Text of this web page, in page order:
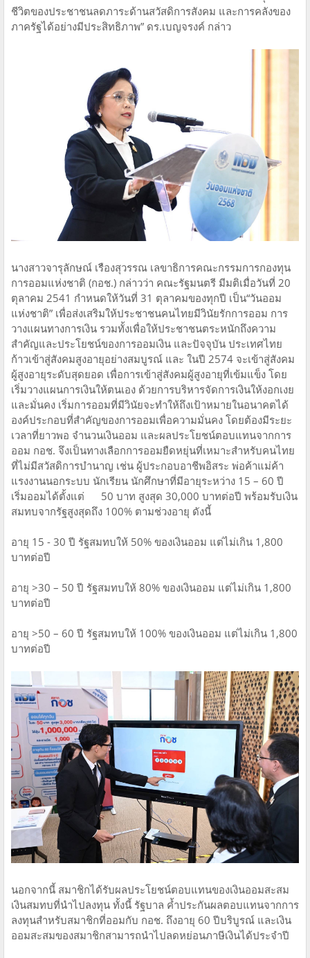
ชีวิตของประชาชนลดภาระด้านสวัสดิการสังคม และการคลังของ
ภาครัฐได้อย่างมีประสิทธิภาพ” ดร.เบญจรงค์ กล่าว
นางสาวจารุลักษณ์ เรืองสุวรรณ เลขาธิการคณะกรรมการกองทุน
การออมแห่งชาติ (กอช.) กล่าวว่า คณะรัฐมนตรี มีมติเมื่อวันที่ 20
ตุลาคม 2541 กำหนดให้วันที่ 31 ตุลาคมของทุกปี เป็น“วันออม
แห่งชาติ” เพื่อส่งเสริมให้ประชาชนคนไทยมีวินัยรักการออม การ
วางแผนทางการเงิน รวมทั้งเพื่อให้ประชาชนตระหนักถึงความ
สำคัญและประโยชน์ของการออมเงิน และปัจจุบัน ประเทศไทย
ก้าวเข้าสู่สังคมสูงอายุอย่างสมบูรณ์ และ ในปี 2574 จะเข้าสู่สังคม
ผู้สูงอายุระดับสุดยอด เพื่อการเข้าสู่สังคมผู้สูงอายุที่เข้มแข็ง โดย
เริ่มวางแผนการเงินให้ตนเอง ด้วยการบริหารจัดการเงินให้งอกเงย
และมั่นคง เริ่มการออมที่มีวินัยจะทำให้ถึงเป้าหมายในอนาคตได้
องค์ประกอบที่สำคัญของการออมเพื่อความมั่นคง โดยต้องมีระยะ
เวลาที่ยาวพอ จำนวนเงินออม และผลประโยชน์ตอบแทนจากการ
ออม กอช. จึงเป็นทางเลือกการออมยืดหยุ่นที่เหมาะสำหรับคนไทย
ที่ไม่มีสวัสดิการบำนาญ เช่น ผู้ประกอบอาชีพอิสระ พ่อค้าแม่ค้า
แรงงานนอกระบบ นักเรียน นักศึกษาที่มีอายุระหว่าง 15 – 60 ปี
เริ่มออมได้ตั้งแต่ 50 บาท สูงสุด 30,000 บาทต่อปี พร้อมรับเงิน
สมทบจากรัฐสูงสุดถึง 100% ตามช่วงอายุ ดังนี้
อายุ 15 - 30 ปี รัฐสมทบให้ 50% ของเงินออม แต่ไม่เกิน 1,800
บาทต่อปี
อายุ >30 – 50 ปี รัฐสมทบให้ 80% ของเงินออม แต่ไม่เกิน 1,800
บาทต่อปี
อายุ >50 – 60 ปี รัฐสมทบให้ 100% ของเงินออม แต่ไม่เกิน 1,800
บาทต่อปี
นอกจากนี้ สมาชิกได้รับผลประโยชน์ตอบแทนของเงินออมสะสม
เงินสมทบที่นำไปลงทุน ทั้งนี้ รัฐบาล ค้ำประกันผลตอบแทนจากการ
ลงทุนสำหรับสมาชิกที่ออมกับ กอช. ถึงอายุ 60 ปีบริบูรณ์ และเงิน
ออมสะสมของสมาชิกสามารถนำไปลดหย่อนภาษีเงินได้ประจำปี